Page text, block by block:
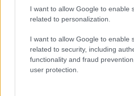
I want to allow Google to enable
related to personalization.
I want to allow Google to enable
related to security, including
functionality and fraud
user protection.
sudoku
AIDS